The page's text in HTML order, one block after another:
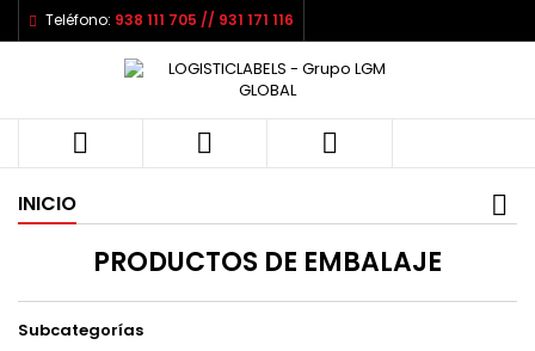
Teléfono: 938 111 705 // 931 171 116
  
INICIO
PRODUCTOS DE EMBALAJE
Subcategorías